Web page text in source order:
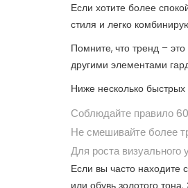
Если хотите более
стиля и легко
Помните, что тренд –
другими элементами
Ниже несколько быстрых
Соблюдайте правило
Не смешивайте более
Для роста
Если вы часто находите
или обувь золотого